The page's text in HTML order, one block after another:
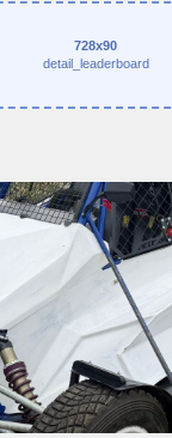
728x90
detail_leaderboard